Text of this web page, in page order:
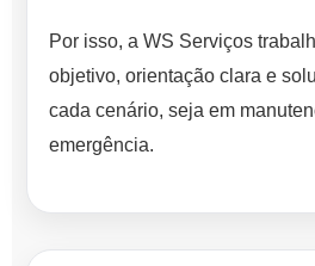
Por isso, a WS Serviços
objetivo, orientação clara e
cada cenário, seja em
emergência.